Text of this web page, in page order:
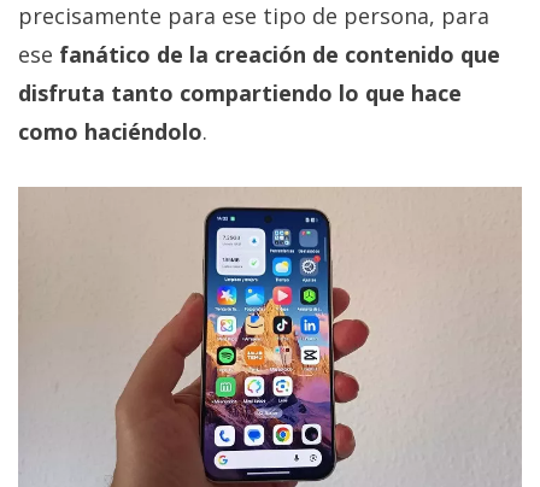
precisamente para ese tipo de persona, para
ese fanático de la creación de contenido que
disfruta tanto compartiendo lo que hace
como haciéndolo.